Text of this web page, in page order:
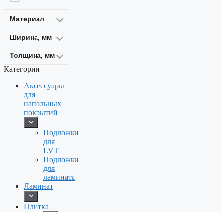
Материал
Ширина, мм
Толщина, мм
Категории
Аксессуары
для
напольных
покрытий
Подложки
для
LVT
Подложки
для
ламината
Ламинат
Плитка